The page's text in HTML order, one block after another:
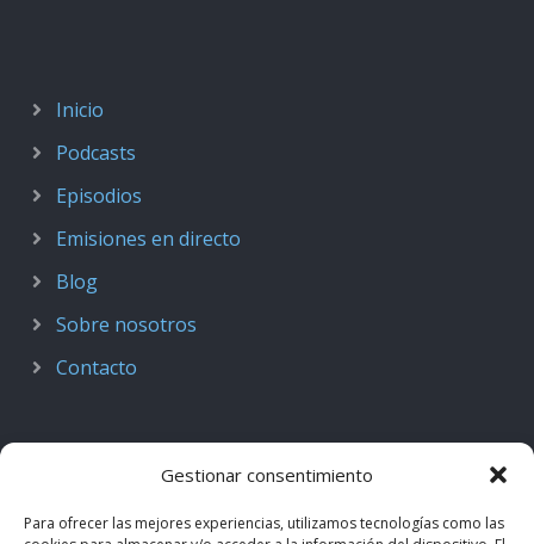
Gestionar consentimiento
Para ofrecer las mejores experiencias, utilizamos tecnologías como las
Inicio
Podcasts
Episodios
Emisiones en directo
Blog
Sobre nosotros
Contacto